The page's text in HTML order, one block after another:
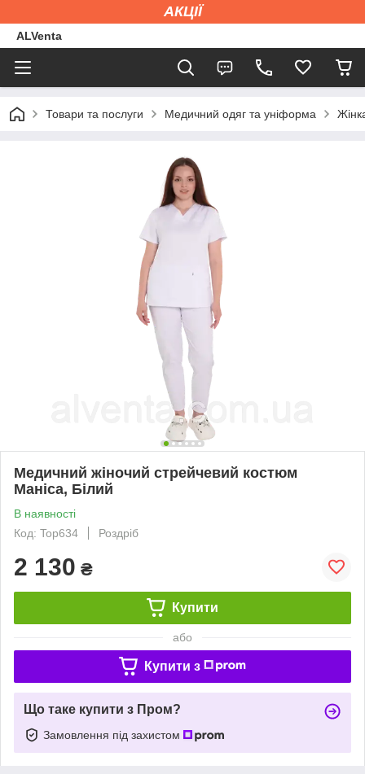
АКЦІЇ
ALVenta
Товари та послуги Медичний одяг та уніформа
Медичний жіночий стрейчевий костюм
Маніса, Білий
В наявності
Код: Top634
Роздріб
2 130 ₴
Купити
або
Купити з
Що таке купити з Пром?
Замовлення під захистом